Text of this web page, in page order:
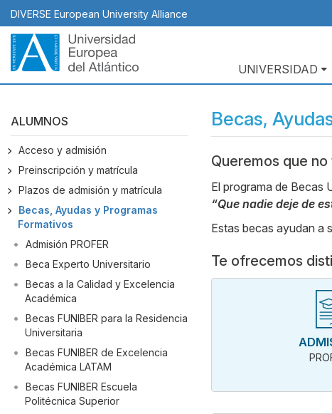
Pasar
al
contenido
principal
DIVERSE European University Alliance
Navegación
principal
UNIVERSIDAD
ALUMNOS
Acceso y admisión
Preinscripción y matrícula
Plazos de admisión y matrícula
Becas, Ayudas y Programas
Formativos
Admisión PROFER
Beca Experto Universitario
Becas a la Calidad y Excelencia
Académica
Becas FUNIBER para la Residencia
Universitaria
Becas FUNIBER de Excelencia
Académica LATAM
Becas FUNIBER Escuela
Politécnica Superior
Becas,
Body
Queremos que
El programa de Becas
“Que nadie deje de
Estas becas ayudan a
Te ofrecemos